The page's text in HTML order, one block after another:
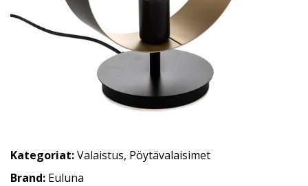
Kategoriat:Valaistus, Pöytävalaisimet
Brand: Euluna